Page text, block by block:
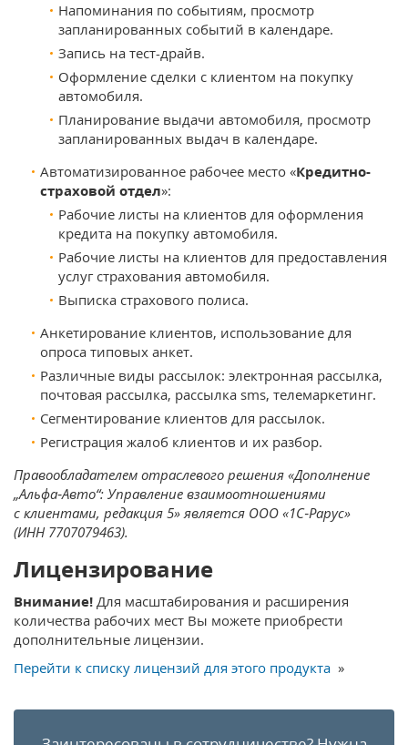
Напоминания по событиям, просмотр
запланированных событий в календаре.
Запись на тест-драйв.
Оформление сделки с клиентом на покупку
автомобиля.
Планирование выдачи автомобиля, просмотр
запланированных выдач в календаре.
Автоматизированное рабочее место «Кредитно-
страховой отдел»:
Рабочие листы на клиентов для оформления
кредита на покупку автомобиля.
Рабочие листы на клиентов для предоставления
услуг страхования автомобиля.
Выписка страхового полиса.
Анкетирование клиентов, использование для
опроса типовых анкет.
Различные виды рассылок: электронная рассылка,
почтовая рассылка, рассылка sms, телемаркетинг.
Сегментирование клиентов для рассылок.
Регистрация жалоб клиентов и их разбор.
Правообладателем отраслевого решения «Дополнение
„Альфа‑Авто“: Управление взаимоотношениями
с клиентами, редакция 5» является ООО «1С‑Рарус»
(ИНН 7707079463).
Лицензирование
Внимание! Для масштабирования и расширения
количества рабочих мест Вы можете приобрести
дополнительные лицензии.
Перейти к списку лицензий для этого продукта »